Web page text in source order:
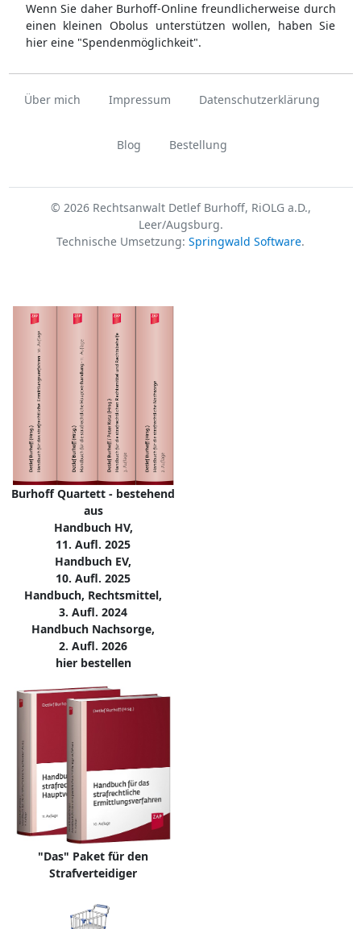
Wenn Sie daher Burhoff-Online freundlicherweise durch
einen kleinen Obolus unterstützen wollen, haben Sie
hier eine "Spendenmöglichkeit".
Über mich Impressum Datenschutzerklärung
Blog Bestellung
© 2026 Rechtsanwalt Detlef Burhoff, RiOLG a.D.,
Leer/Augsburg.
Technische Umsetzung: Springwald Software.
Burhoff Quartett - bestehend
aus
Handbuch HV,
11. Aufl. 2025
Handbuch EV,
10. Aufl. 2025
Handbuch, Rechtsmittel,
3. Aufl. 2024
Handbuch Nachsorge,
2. Aufl. 2026
hier bestellen
"Das" Paket für den
Strafverteidiger